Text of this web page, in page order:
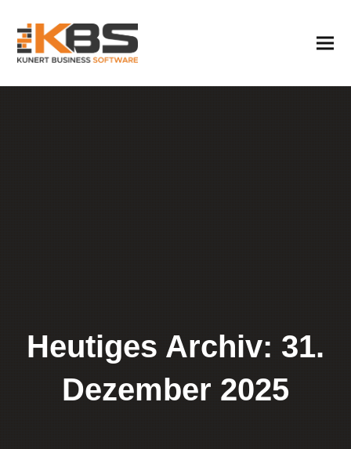
Heutiges Archiv: 31.
Dezember 2025